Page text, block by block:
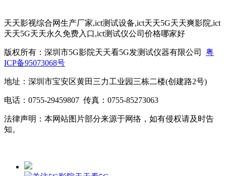
天天影视综合网生产厂家,ict测试设备,ict天天5G天天爽影院,ict
天天5G天天永久免费入口,ict测试仪公司价格哪家好
版权所有：深圳市5G影院天天看5G发测试仪器有限公司 粤
ICP备95073068号
地址：深圳市宝安区黄田三力工业园三栋二楼(创建路2号)
电话：0755-29459807 传真：0755-85273063
法律声明：本网站图片部分来源于网络，如有侵权请及时告
知。